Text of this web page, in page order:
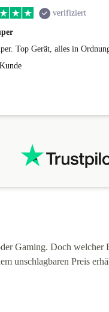
verifiziert
Top Gerät, alles in
Kunde
Gaming. Doch
unschlagbaren Preis